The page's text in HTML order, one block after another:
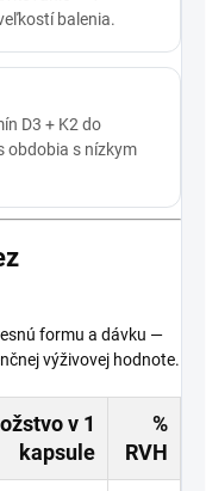
balenia.
D3 + K2 do
obdobia s nízkym
formu a dávku —
výživovej hodnote.
v 1
kapsule
%
RVH